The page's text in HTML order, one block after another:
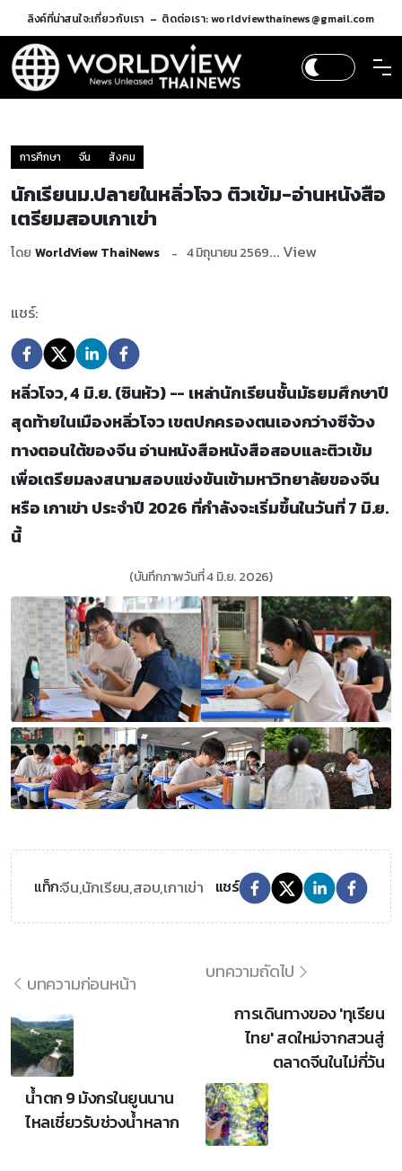
ลิงค์ที่น่าสนใจ:เกี่ยวกับเรา ติดต่อเรา: worldviewthainews@gmail.com
การศึกษา จีน สังคม
นักเรียนม.ปลายในหลิ่วโจว ติวเข้ม-อ่านหนังสือ
เตรียมสอบเกาเข่า
โดย WorldView ThaiNews 4 มิถุนายน 2569... View
แชร์:
หลิ่วโจว, 4 มิ.ย. (ซินหัว) -- เหล่านักเรียนชั้นมัธยมศึกษาปี
สุดท้ายในเมืองหลิ่วโจว เขตปกครองตนเองกว่างซีจ้วง
ทางตอนใต้ของจีน อ่านหนังสือหนังสือสอบและติวเข้ม
เพื่อเตรียมลงสนามสอบแข่งขันเข้ามหาวิทยาลัยของจีน
หรือ เกาเข่า ประจำปี 2026 ที่กำลังจะเริ่มขึ้นในวันที่ 7 มิ.ย.
นี้
(บันทึกภาพวันที่ 4 มิ.ย. 2026)
แท็ก:จีน,นักเรียน,สอบ,เกาเข่า แชร์
บทความก่อนหน้า
น้ำตก 9 มังกรในยูนนาน
ไหลเชี่ยวรับช่วงน้ำหลาก
บทความถัดไป
การเดินทางของ 'ทุเรียน
ไทย' สดใหม่จากสวนสู่
ตลาดจีนในไม่กี่วัน